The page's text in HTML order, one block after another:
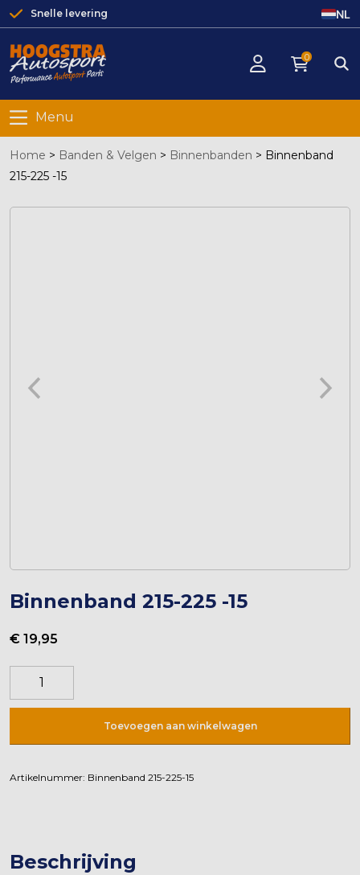
Snelle levering NL
0
Menu
Home > Banden & Velgen > Binnenbanden > Binnenband
215-225 -15
Binnenband 215-225 -15
€ 19,95
Binnenband
225
Toevoegen aan winkelwagen
Artikelnummer: Binnenband 215-225-15
Beschrijving